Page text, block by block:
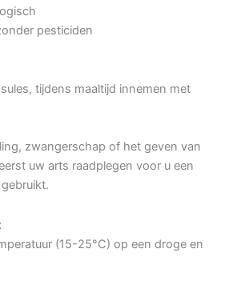
pesticiden
tijdens maaltijd innemen met
zwangerschap of het geven van
uw arts raadplegen voor u een
(15-25°C) op een droge en